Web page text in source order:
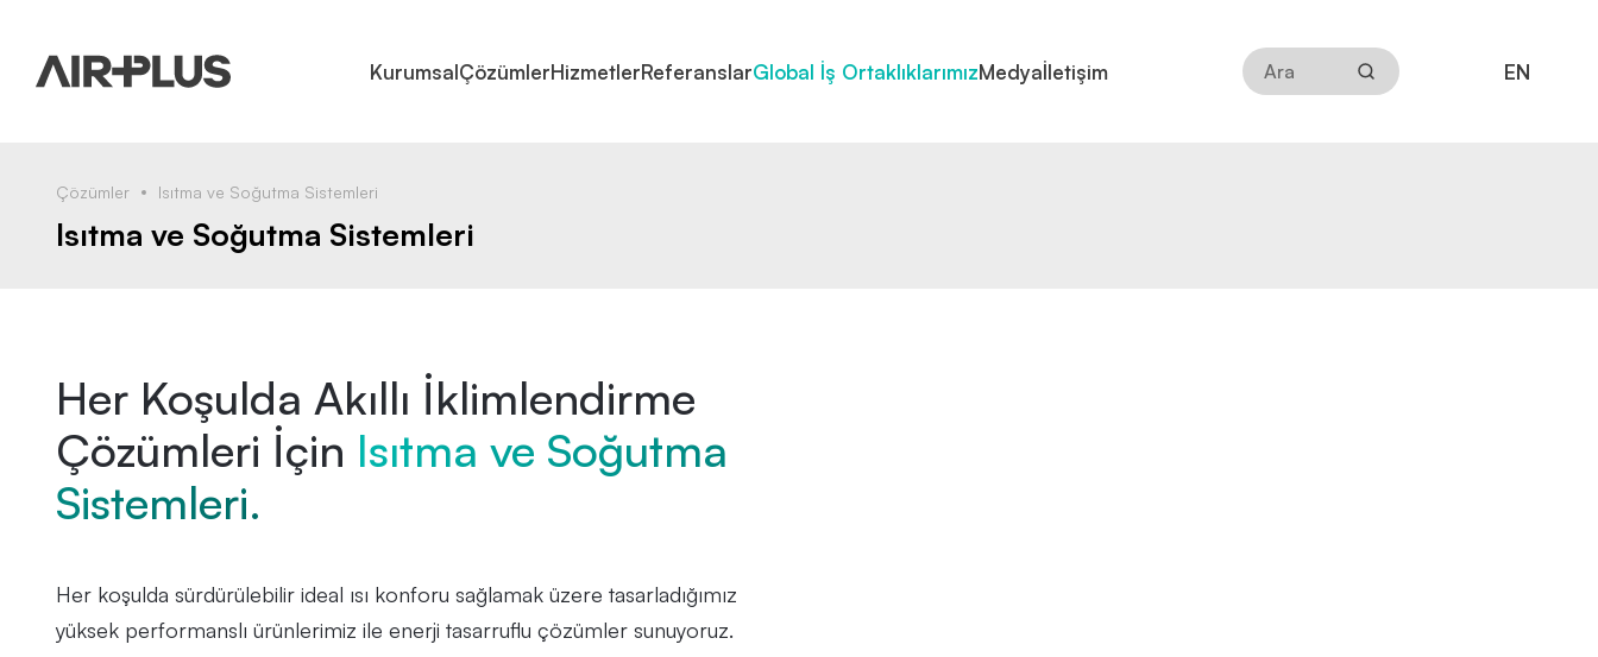
KurumsalÇözümlerHizmetlerReferanslarGlobal İş OrtaklıklarımızMedyaİletişim EN
Çözümler Isıtma ve Soğutma Sistemleri
Isıtma ve Soğutma Sistemleri
Her Koşulda Akıllı İklimlendirme
Çözümleri İçin Isıtma ve Soğutma
Sistemleri.
Her koşulda sürdürülebilir ideal ısı konforu sağlamak üzere tasarladığımız
yüksek performanslı ürünlerimiz ile enerji tasarruflu çözümler sunuyoruz.